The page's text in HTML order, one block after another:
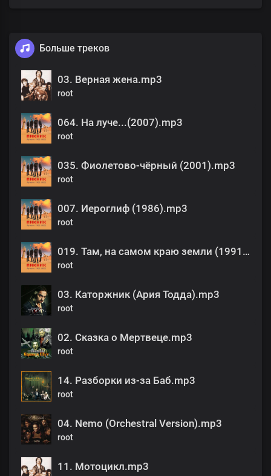
Больше треков
03. Верная жена.mp3
root
064. На луче...(2007).mp3
root
035. Фиолетово-чёрный (2001).mp3
root
007. Иероглиф (1986).mp3
root
019. Там, на самом краю земли (1991).mp3
root
03. Каторжник (Ария Тодда).mp3
root
02. Сказка о Мертвеце.mp3
root
14. Разборки из-за Баб.mp3
root
04. Nemo (Orchestral Version).mp3
root
11. Мотоцикл.mp3